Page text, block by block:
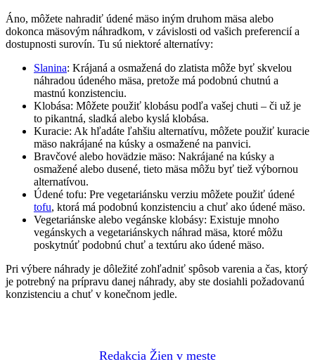
Áno, môžete nahradiť údené mäso iným druhom mäsa alebo
dokonca mäsovým náhradkom, v závislosti od vašich preferencií a
dostupnosti surovín. Tu sú niektoré alternatívy:
Slanina: Krájaná a osmažená do zlatista môže byť skvelou
náhradou údeného mäsa, pretože má podobnú chutnú a
mastnú konzistenciu.
Klobása: Môžete použiť klobásu podľa vašej chuti – či už je
to pikantná, sladká alebo kyslá klobása.
Kuracie: Ak hľadáte ľahšiu alternatívu, môžete použiť kuracie
mäso nakrájané na kúsky a osmažené na panvici.
Bravčové alebo hovädzie mäso: Nakrájané na kúsky a
osmažené alebo dusené, tieto mäsa môžu byť tiež výbornou
alternatívou.
Údené tofu: Pre vegetariánsku verziu môžete použiť údené
tofu, ktorá má podobnú konzistenciu a chuť ako údené mäso.
Vegetariánske alebo vegánske klobásy: Existuje mnoho
vegánskych a vegetariánskych náhrad mäsa, ktoré môžu
poskytnúť podobnú chuť a textúru ako údené mäso.
Pri výbere náhrady je dôležité zohľadniť spôsob varenia a čas, ktorý
je potrebný na prípravu danej náhrady, aby ste dosiahli požadovanú
konzistenciu a chuť v konečnom jedle.
Redakcia Žien v meste